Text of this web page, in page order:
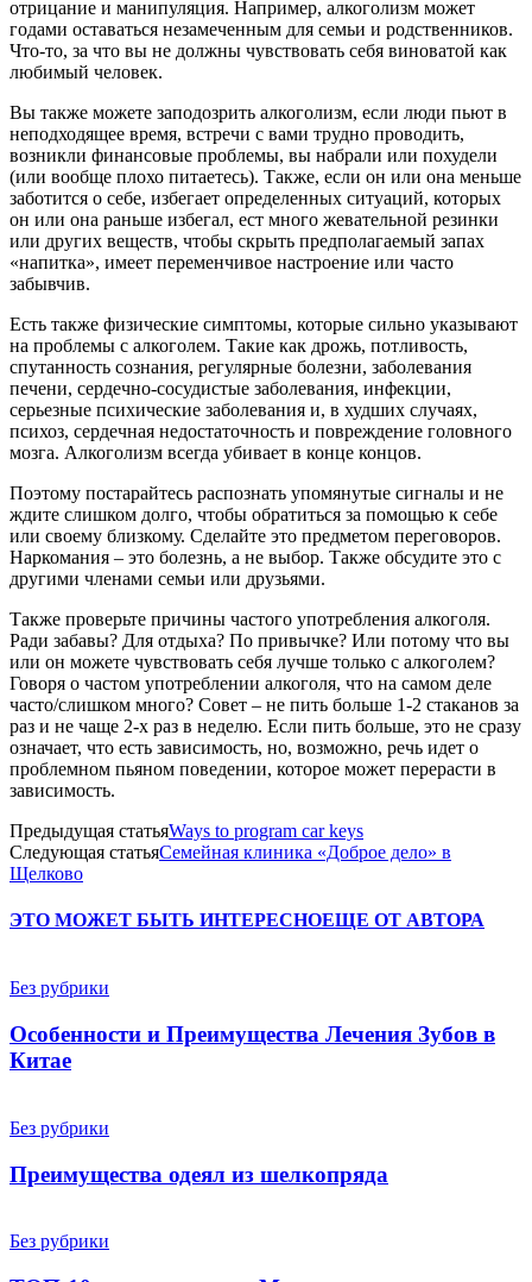
отрицание и манипуляция. Например, алкоголизм может
годами оставаться незамеченным для семьи и родственников.
Что-то, за что вы не должны чувствовать себя виноватой как
любимый человек.
Вы также можете заподозрить алкоголизм, если люди пьют в
неподходящее время, встречи с вами трудно проводить,
возникли финансовые проблемы, вы набрали или похудели
(или вообще плохо питаетесь). Также, если он или она меньше
заботится о себе, избегает определенных ситуаций, которых
он или она раньше избегал, ест много жевательной резинки
или других веществ, чтобы скрыть предполагаемый запах
«напитка», имеет переменчивое настроение или часто
забывчив.
Есть также физические симптомы, которые сильно указывают
на проблемы с алкоголем. Такие как дрожь, потливость,
спутанность сознания, регулярные болезни, заболевания
печени, сердечно-сосудистые заболевания, инфекции,
серьезные психические заболевания и, в худших случаях,
психоз, сердечная недостаточность и повреждение головного
мозга. Алкоголизм всегда убивает в конце концов.
Поэтому постарайтесь распознать упомянутые сигналы и не
ждите слишком долго, чтобы обратиться за помощью к себе
или своему близкому. Сделайте это предметом переговоров.
Наркомания – это болезнь, а не выбор. Также обсудите это с
другими членами семьи или друзьями.
Также проверьте причины частого употребления алкоголя.
Ради забавы? Для отдыха? По привычке? Или потому что вы
или он можете чувствовать себя лучше только с алкоголем?
Говоря о частом употреблении алкоголя, что на самом деле
часто/слишком много? Совет – не пить больше 1-2 стаканов за
раз и не чаще 2-х раз в неделю. Если пить больше, это не сразу
означает, что есть зависимость, но, возможно, речь идет о
проблемном пьяном поведении, которое может перерасти в
зависимость.
Предыдущая статьяWays to program car keys
Следующая статьяСемейная клиника «Доброе дело» в
Щелково
ЭТО МОЖЕТ БЫТЬ ИНТЕРЕСНОЕЩЕ ОТ АВТОРА
Без рубрики
Особенности и Преимущества Лечения Зубов в
Китае
Без рубрики
Преимущества одеял из шелкопряда
Без рубрики